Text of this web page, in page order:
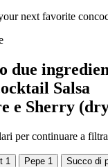
next favorite
due
Salsa
e Sherry
per continuare a
1 Pepe 1 Succo di